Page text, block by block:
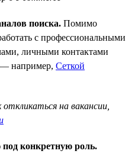
поиска. Помимо
с профессиональными
личными контактами
— например, Сеткой
на вакансии,
под конкретную роль.